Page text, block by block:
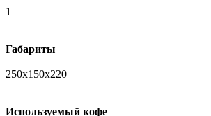
1
Габариты
250х150х220
Используемый кофе